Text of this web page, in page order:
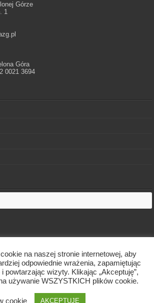
Górze
1
Góra
0021 3694
Designed by Webdawid
Zielonogórsko-Gorzowskiej. © 2026. Wszelkie
na naszej stronie internetowej, aby
odpowiednie wrażenia, zapamiętując
powtarzając wizyty. Klikając „Akceptuję”,
używanie WSZYSTKICH plików cookie.
cookie AKCEPTUJĘ